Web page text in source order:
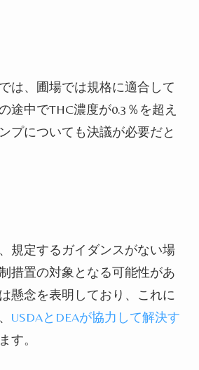
は、圃場では規格に適合して
途中でTHC濃度が0.3％を超え
プについても決議が必要だと
規定するガイダンスがない場
措置の対象となる可能性があ
懸念を表明しており、これに
USDAとDEAが協力して解決す
す。